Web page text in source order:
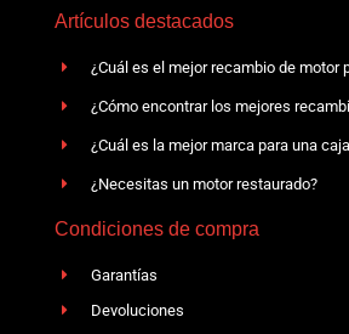
Artículos destacados
¿Cuál es el mejor recambio de motor
¿Cómo encontrar los mejores
¿Cuál es la mejor marca para una
¿Necesitas un motor restaurado?
Condiciones de compra
Garantías
Devoluciones